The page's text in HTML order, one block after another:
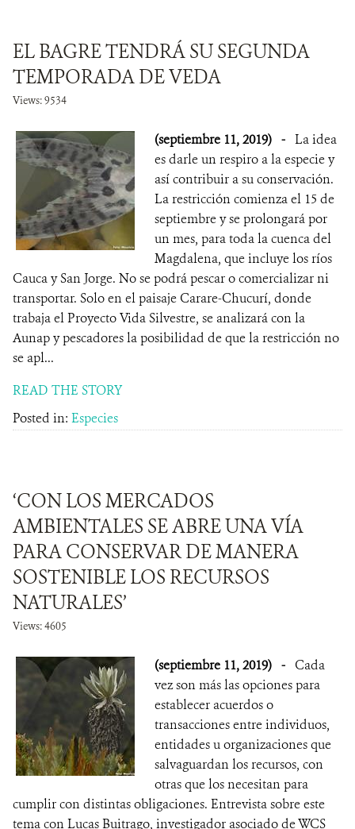
EL BAGRE TENDRÁ SU SEGUNDA
TEMPORADA DE VEDA
Views: 9534
(septiembre 11, 2019) - La idea
es darle un respiro a la especie y
así contribuir a su conservación.
La restricción comienza el 15 de
septiembre y se prolongará por
un mes, para toda la cuenca del
Magdalena, que incluye los ríos
Cauca y San Jorge. No se podrá pescar o comercializar ni
transportar. Solo en el paisaje Carare-Chucurí, donde
trabaja el Proyecto Vida Silvestre, se analizará con la
Aunap y pescadores la posibilidad de que la restricción no
se apl...
READ THE STORY
Posted in: Especies
‘CON LOS MERCADOS
AMBIENTALES SE ABRE UNA VÍA
PARA CONSERVAR DE MANERA
SOSTENIBLE LOS RECURSOS
NATURALES’
Views: 4605
(septiembre 11, 2019) - Cada
vez son más las opciones para
establecer acuerdos o
transacciones entre individuos,
entidades u organizaciones que
salvaguardan los recursos, con
otras que los necesitan para
cumplir con distintas obligaciones. Entrevista sobre este
tema con Lucas Buitrago, investigador asociado de WCS